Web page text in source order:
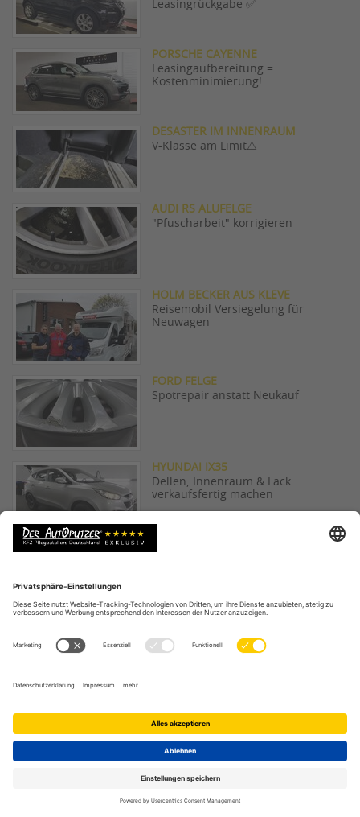
Leasingrückgabe ✅
PORSCHE CAYENNE
Leasingaufbereitung =
Kostenminimierung!
DESASTER IM INNENRAUM
V-Klasse am Limit⚠️
AUDI RS ALUFELGE
"Pfuscharbeit" korrigieren
HOLM BECKER AUS KLEVE
Reisemobil Versiegelung für
Neuwagen
FORD FELGE
Spotrepair anstatt Neukauf
HYUNDAI IX35
Dellen, Innenraum & Lack
verkaufsfertig machen
ROTER JETTA ZIEMLICH WEISS-MATT
GEBRAUCHTER LEXUS
Automotorwäsche vor dem verkauf
LEASINGAUTO VW TOUAREG
Smartrepair preiswert & schnell